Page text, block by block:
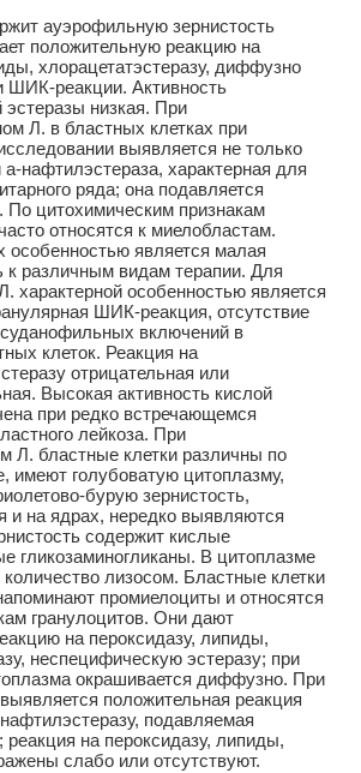
ауэрофильную зернистость
положительную реакцию на
хлорацетатэстеразу, диффузно
ШИК-реакции. Активность
низкая. При
Л. в бластных клетках при
выявляется не только
a-нафтилэстераза, характерная для
ряда; она подавляется
По цитохимическим признакам
относятся к миелобластам.
особенностью является малая
к различным видам терапии. Для
характерной особенностью является
ШИК-реакция, отсутствие
включений в
клеток. Реакция на
отрицательная или
Высокая активность кислой
при редко встречающемся
лейкоза. При
Л. бластные клетки различны по
имеют голубоватую цитоплазму,
бурую зернистость,
и на ядрах, нередко выявляются
содержит кислые
гликозаминогликаны. В цитоплазме
лизосом. Бластные клетки
промиелоциты и относятся
гранулоцитов. Они дают
на пероксидазу, липиды,
неспецифическую эстеразу; при
окрашивается диффузно. При
положительная реакция
подавляемая
на пероксидазу, липиды,
слабо или отсутствуют.